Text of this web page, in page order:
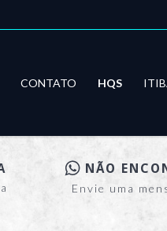
CONTATO HQS
NÃO
Envie uma